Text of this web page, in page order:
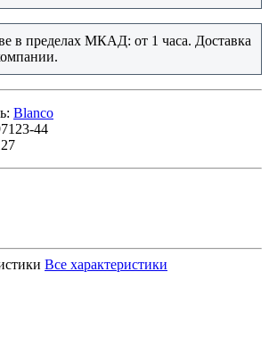
в пределах МКАД: от 1 часа. Доставка
Blanco
44
Все характеристики